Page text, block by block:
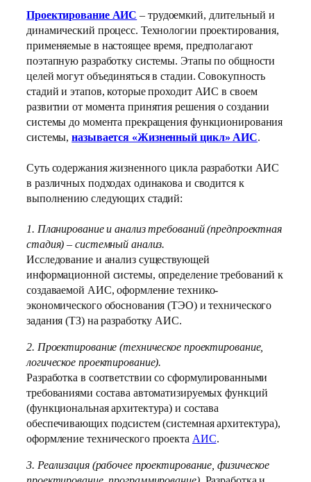
Проектирование АИС – трудоемкий, длительный и
динамический процесс. Технологии проектирования,
применяемые в настоящее время, предполагают
поэтапную разработку системы. Этапы по общности
целей могут объединяться в стадии. Совокупность
стадий и этапов, которые проходит АИС в своем
развитии от момента принятия решения о создании
системы до момента прекращения функционирования
системы,называется «Жизненный цикл» АИС.
Суть содержания жизненного цикла разработки АИС
в различных подходах одинакова и сводится к
выполнению следующих стадий:
1. Планирование и анализ требований (предпроектная
стадия) – системный анализ.
Исследование и анализ существующей
информационной системы, определение требований к
создаваемой АИС, оформление технико-
экономического обоснования (ТЭО) и технического
задания (ТЗ) на разработку АИС.
2. Проектирование (техническое проектирование,
логическое проектирование).
Разработка в соответствии со сформулированными
требованиями состава автоматизируемых функций
(функциональная архитектура) и состава
обеспечивающих подсистем (системная архитектура),
оформление технического проекта АИС.
3. Реализация (рабочее проектирование, физическое